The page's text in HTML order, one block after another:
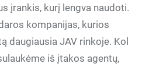
įrankis, kurį lengva naudoti.
kompanijas, kurios
daugiausia JAV rinkoje. Kol
iš įtakos agentų,